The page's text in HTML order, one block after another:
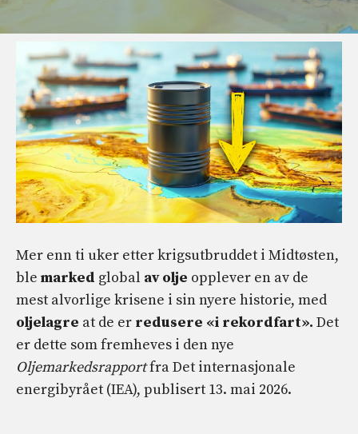
Mer enn ti uker etter krigsutbruddet i Midtøsten,
ble marked global av olje opplever en av de
mest alvorlige krisene i sin nyere historie, med
oljelagre at de er redusere «i rekordfart». Det
er dette som fremheves i den nye
Oljemarkedsrapportfra Det internasjonale
energibyrået (IEA), publisert 13. mai 2026.